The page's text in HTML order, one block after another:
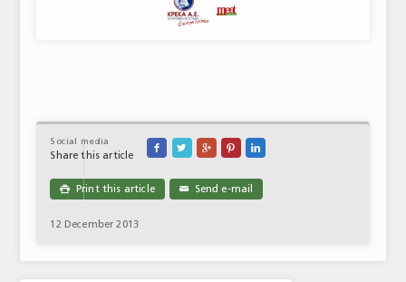
Social media
Share this article
    
 Print this article ✉ Send e-mail
12 December 2013